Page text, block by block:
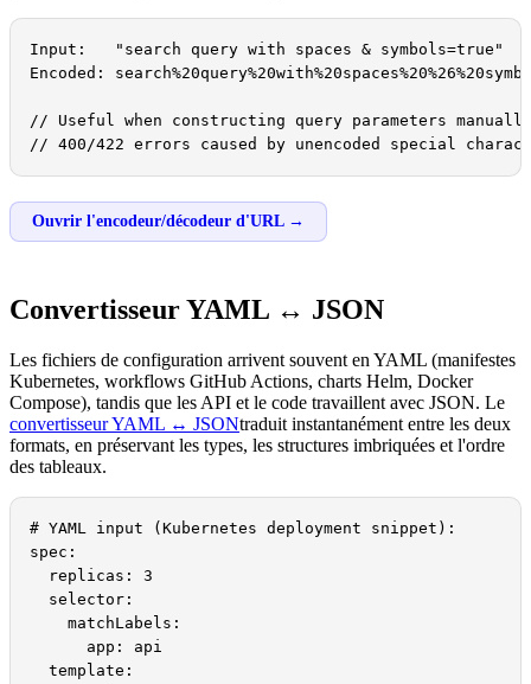
Input:   "search query with spaces & symbols=true"
Encoded:
// Useful when constructing query parameters
// 400/422 errors caused by unencoded special
Ouvrir l'encodeur/décodeur d'URL →
Convertisseur YAML ↔ JSON
Les fichiers de configuration arrivent souvent en YAML (manifestes
Kubernetes, workflows GitHub Actions, charts Helm, Docker
Compose), tandis que les API et le code travaillent avec JSON. Le
convertisseur YAML ↔ JSONtraduit instantanément entre les deux
formats, en préservant les types, les structures imbriquées et l'ordre
des tableaux.
# YAML input (Kubernetes deployment snippet):
spec:
  replicas: 3
  selector:
    matchLabels:
      app: api
  template: